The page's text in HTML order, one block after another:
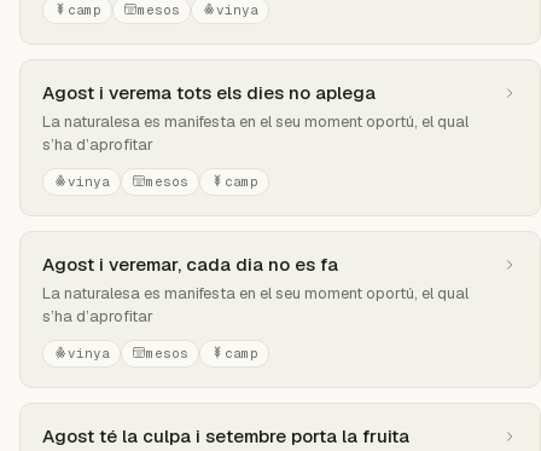
camp mesos vinya
Agost i verema tots els dies no aplega
La naturalesa es manifesta en el seu moment oportú, el qual
s’ha d’aprofitar
vinya mesos camp
Agost i veremar, cada dia no es fa
La naturalesa es manifesta en el seu moment oportú, el qual
s’ha d’aprofitar
vinya mesos camp
Agost té la culpa i setembre porta la fruita